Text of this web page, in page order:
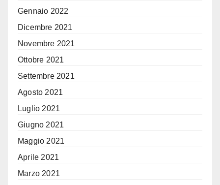
Gennaio 2022
Dicembre 2021
Novembre 2021
Ottobre 2021
Settembre 2021
Agosto 2021
Luglio 2021
Giugno 2021
Maggio 2021
Aprile 2021
Marzo 2021